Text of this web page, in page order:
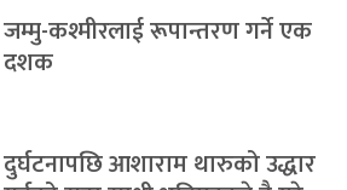
जम्मु-कश्मीरलाई रूपान्तरण गर्ने एक
दशक
दुर्घटनापछि आशाराम थारुको उद्धार